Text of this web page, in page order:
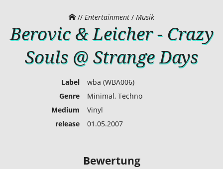
// Entertainment / Musik
Berovic & Leicher - Crazy
Souls @ Strange Days
Label
wba (WBA006)
Genre
Minimal, Techno
Medium
Vinyl
release
01.05.2007
Bewertung